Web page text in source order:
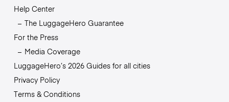
Help Center
The LuggageHero Guarantee
For the Press
Media Coverage
LuggageHero’s 2026 Guides for all cities
Privacy Policy
Terms & Conditions